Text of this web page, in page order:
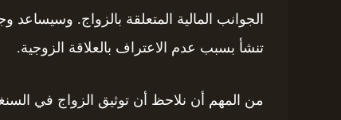
الجوانب المالية المتعلقة بالزواج.
تنشأ بسبب عدم الاعتراف بالعلاقة الزوجية.
من المهم أن نلاحظ أن توثيق الزواج في